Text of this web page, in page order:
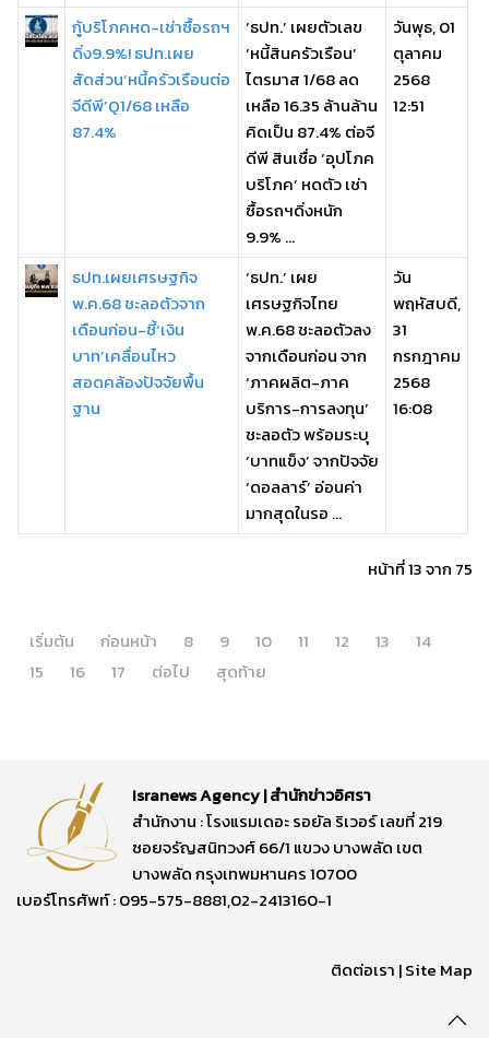
กู้บริโภคหด-เช่าซื้อรถฯ
ดิ่ง9.9%! ธปท.เผย
สัดส่วน‘หนี้ครัวเรือนต่อ
จีดีพี’Q1/68 เหลือ
87.4%
‘ธปท.’ เผยตัวเลข
‘หนี้สินครัวเรือน’
ไตรมาส 1/68 ลด
เหลือ 16.35 ล้านล้าน
คิดเป็น 87.4% ต่อจี
ดีพี สินเชื่อ ‘อุปโภค
บริโภค’ หดตัว เช่า
ซื้อรถฯดิ่งหนัก
9.9% ...
วันพุธ, 01
ตุลาคม
2568
12:51
ธปท.เผยเศรษฐกิจ
พ.ค.68 ชะลอตัวจาก
เดือนก่อน-ชี้‘เงิน
บาท’เคลื่อนไหว
สอดคล้องปัจจัยพื้น
ฐาน
‘ธปท.’ เผย
เศรษฐกิจไทย
พ.ค.68 ชะลอตัวลง
จากเดือนก่อน จาก
‘ภาคผลิต-ภาค
บริการ-การลงทุน’
ชะลอตัว พร้อมระบุ
‘บาทแข็ง’ จากปัจจัย
‘ดอลลาร์’ อ่อนค่า
มากสุดในรอ ...
วัน
พฤหัสบดี,
31
กรกฎาคม
2568
16:08
หน้าที่ 13 จาก 75
เริ่มต้น ก่อนหน้า 8 9 10 11 12 13
14
15
16 17 ต่อไป สุดท้าย
Isranews Agency | สำนักข่าวอิศรา
สำนักงาน : โรงแรมเดอะ รอยัล ริเวอร์ เลขที่ 219
ซอยจรัญสนิทวงศ์ 66/1 แขวง บางพลัด เขต
บางพลัด กรุงเทพมหานคร 10700
เบอร์โทรศัพท์ : 095-575-8881,02-2413160-1
ติดต่อเรา |Site Map